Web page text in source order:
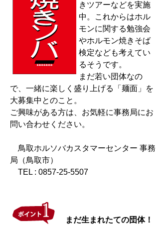
きツアーなどを実施
中。これからはホル
モンに関する勉強会
やホルモン焼きそば
検定なども考えてい
るそうです。
まだ若い団体なの
で、一緒に楽しく盛り上げる「麺面」を
大募集中とのこと。
ご興味がある方は、お気軽に事務局にお
問い合わせください。
鳥取ホルソバカスタマーセンター 事務
局（鳥取市）
TEL : 0857-25-5507
まだ生まれたての団体！